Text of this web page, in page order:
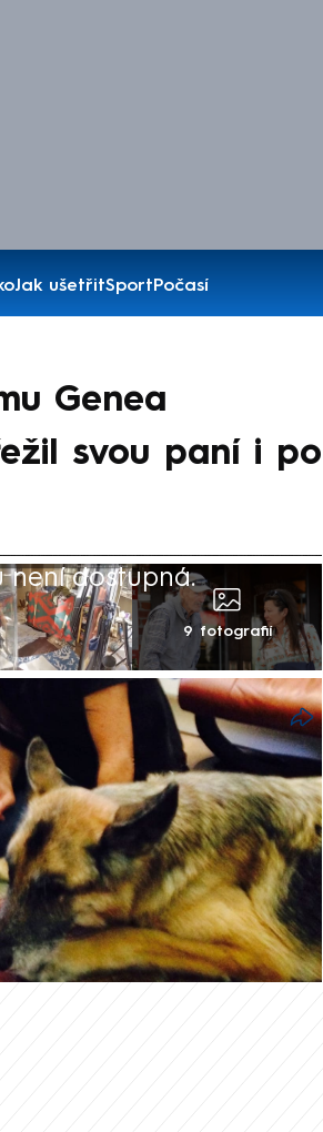
Jak ušetřitSportPočasí
Genea
svou paní i po
není dostupná.
9 fotografií
odhaluje srdcervoucí scénu
a jeho manželky Betsy
který zůstal u těla své
domem slavného